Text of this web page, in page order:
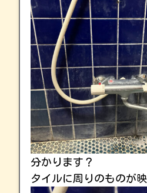
分かります？
タイルに周りのものが